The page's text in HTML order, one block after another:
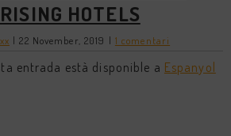
HOTELS
|22 November, 2019 | 1 comentari
entrada està disponible a Espanyol